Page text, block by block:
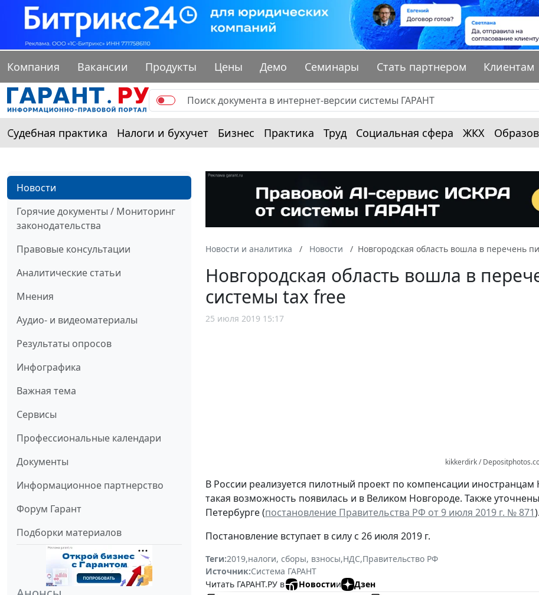
Компания Вакансии Продукты Цены Демо Семинары Стать партнером Клиентам
Судебная практика Налоги и бухучет Бизнес Практика Труд Социальная сфера ЖКХ
Новости
Горячие документы / Мониторинг
законодательства
Правовые консультации
Аналитические статьи
Мнения
Аудио- и видеоматериалы
Результаты опросов
Инфографика
Важная тема
Сервисы
Профессиональные календари
Документы
Информационное партнерство
Форум Гарант
Подборки материалов
Новости и аналитика Новости Новгородская область вошла в перечень
Новгородская область вошла в
системы tax free
25 июля 2019 15:17
kikkerdirk /
В России реализуется пилотный проект по компенсации
такая возможность появилась и в Великом Новгороде. Также
Петербурге (постановление Правительства РФ от 9 июля 2019 г. № 871).
Постановление вступает в силу с 26 июля 2019 г.
Теги:2019,налоги, сборы, взносы,НДС,Правительство РФ
Источник:Система ГАРАНТ
Читать ГАРАНТ.РУ в
Новостии
Дзен